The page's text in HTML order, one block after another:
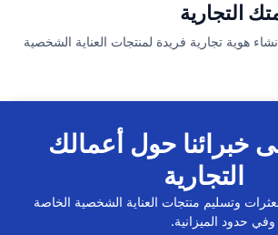
التجارية
هوية تجارية فريدة لمنتجات العناية الشخصية
خبرائنا حول أعمالك
التجارية
وتسليم منتجات العناية الشخصية الخاصة
حدود الميزانية.